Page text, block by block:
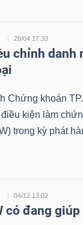
28/04 17:33
chỉnh danh
Chứng khoán
kiện làm
trong kỳ phát
04/12 13:02
có đang